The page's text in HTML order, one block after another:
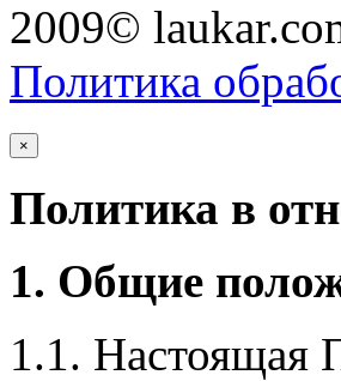
2009©
Политика
×
Политика в
1. Общие
1.1. Настоящая